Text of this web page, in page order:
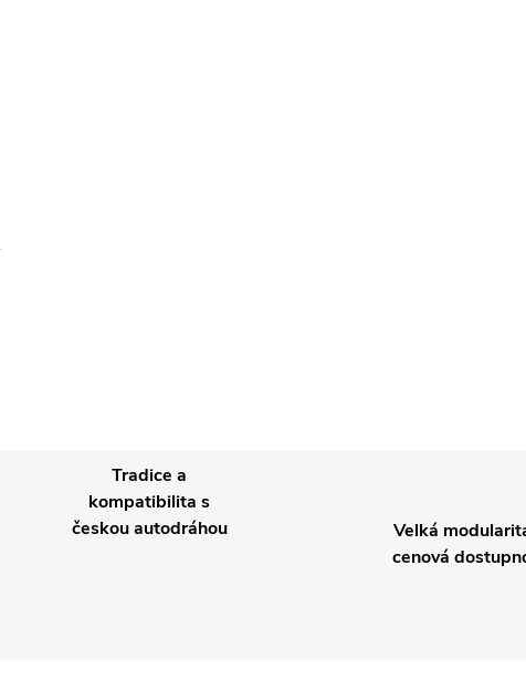
Tradice a
kompatibilita s
českou autodráhou
Velká
cenová